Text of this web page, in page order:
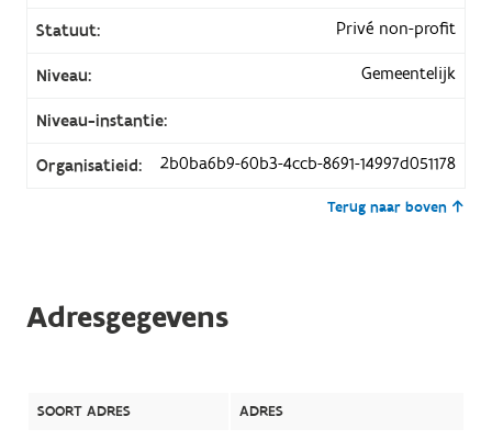
Statuut:
Privé non-profit
Niveau: Gemeentelijk
Niveau-instantie:
Organisatieid: 2b0ba6b9-60b3-4ccb-8691-14997d051178
Terug naar boven
Adresgegevens
SOORT ADRES ADRES